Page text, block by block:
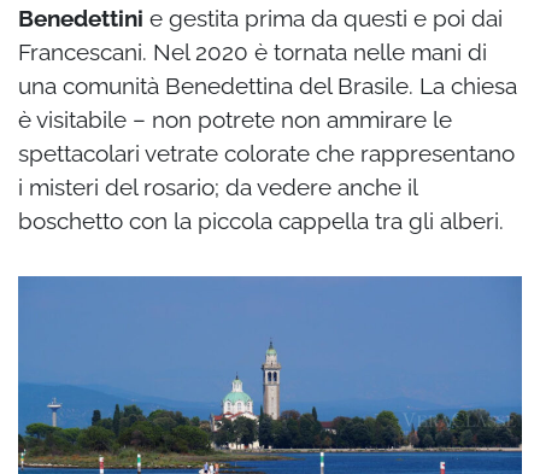
Benedettini e gestita prima da questi e poi dai
Francescani. Nel 2020 è tornata nelle mani di
una comunità Benedettina del Brasile. La chiesa
è visitabile – non potrete non ammirare le
spettacolari vetrate colorate che rappresentano
i misteri del rosario; da vedere anche il
boschetto con la piccola cappella tra gli alberi.